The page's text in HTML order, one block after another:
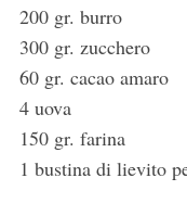
200 gr. burro
300 gr. zucchero
60 gr. cacao amaro
4 uova
150 gr. farina
1 bustina di lievito